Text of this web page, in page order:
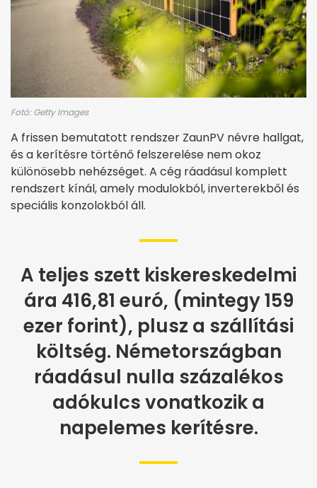
Fotó: Getty Images
A frissen bemutatott rendszer ZaunPV névre hallgat,
és a kerítésre történő felszerelése nem okoz
különösebb nehézséget. A cég ráadásul komplett
rendszert kínál, amely modulokból, inverterekből és
speciális konzolokból áll.
A teljes szett kiskereskedelmi
ára 416,81 euró, (mintegy 159
ezer forint), plusz a szállítási
költség. Németországban
ráadásul nulla százalékos
adókulcs vonatkozik a
napelemes kerítésre.